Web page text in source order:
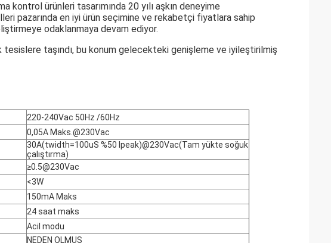
kontrol ürünleri tasarımında 20 yılı aşkın deneyime
pazarında en iyi ürün seçimine ve rekabetçi fiyatlara sahip
odaklanmaya devam ediyor.
taşındı, bu konum gelecekteki genişleme ve iyileştirilmiş
220-240Vac 50Hz /60Hz
0,05A Maks.@230Vac
30A(twidth=100uS %50 Ipeak)@230Vac(Tam yükte soğuk
çalıştırma)
≥0.5@230Vac
<3W
150mA Maks
24 saat maks
Acil modu
NEDEN OLMUŞ